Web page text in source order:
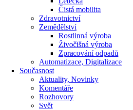
Čistá mobilita
Zdravotnictví
Zemědělství
Rostlinná výroba
Živočišná výroba
Zpracování odpadů
Automatizace, Digitalizace
Současnost
Aktuality, Novinky
Komentáře
Rozhovory
Svět